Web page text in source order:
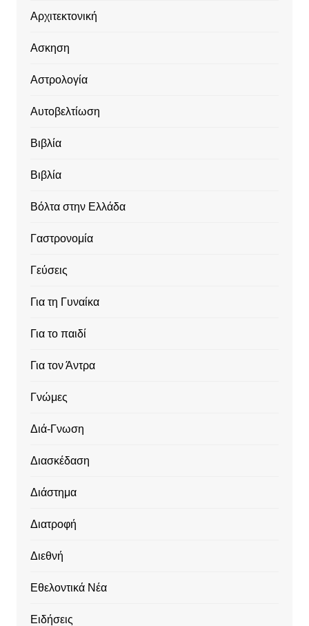
Αρχιτεκτονική
Ασκηση
Αστρολογία
Αυτοβελτίωση
Βιβλία
Βιβλία
Βόλτα στην Ελλάδα
Γαστρονομία
Γεύσεις
Για τη Γυναίκα
Για το παιδί
Για τον Άντρα
Γνώμες
Διά-Γνωση
Διασκέδαση
Διάστημα
Διατροφή
Διεθνή
Εθελοντικά Νέα
Ειδήσεις